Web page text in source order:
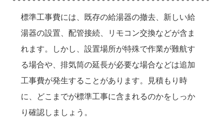
標準工事費には、既存の給湯器の撤去、新しい給
湯器の設置、配管接続、リモコン交換などが含ま
れます。しかし、設置場所が特殊で作業が難航す
る場合や、排気筒の延長が必要な場合などは追加
工事費が発生することがあります。見積もり時
に、どこまでが標準工事に含まれるのかをしっか
り確認しましょう。